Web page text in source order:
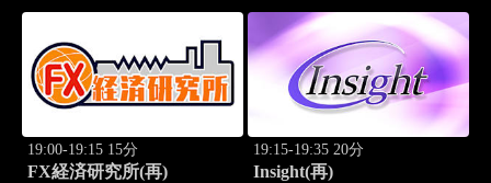
19:00-19:15 15分
FX経済研究所(再)
19:15-19:35 20分
Insight(再)